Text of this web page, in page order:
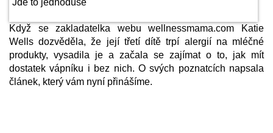
Když se zakladatelka webu wellnessmama.com Katie
Wells dozvěděla, že její třetí dítě trpí alergií na mléčné
produkty, vysadila je a začala se zajímat o to, jak mít
dostatek vápníku i bez nich. O svých poznatcích napsala
článek, který vám nyní přinášíme.